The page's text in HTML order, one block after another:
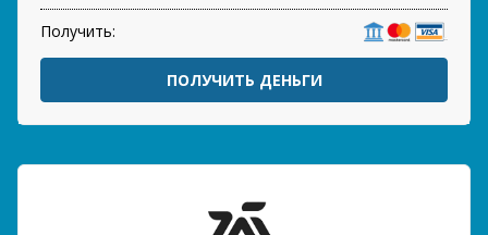
Получить:
ПОЛУЧИТЬ ДЕНЬГИ